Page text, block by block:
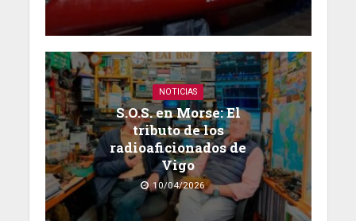
NOTICIAS
S.O.S. en Morse: El
tributo de los
radioaficionados de
Vigo
10/04/2026